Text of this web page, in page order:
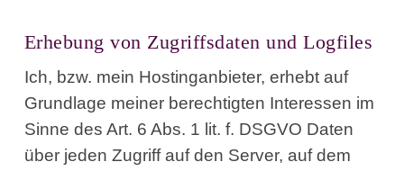
Erhebung von Zugriffsdaten und Logfiles
Ich, bzw. mein Hostinganbieter, erhebt auf
Grundlage meiner berechtigten Interessen im
Sinne des Art. 6 Abs. 1 lit. f. DSGVO Daten
über jeden Zugriff auf den Server, auf dem